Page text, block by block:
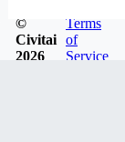
©
Civitai
2026
Terms
of
Service